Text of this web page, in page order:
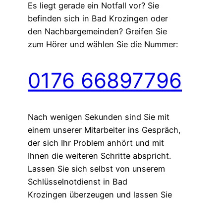
Es liegt gerade ein Notfall vor? Sie
befinden sich in Bad Krozingen oder
den Nachbargemeinden? Greifen Sie
zum Hörer und wählen Sie die Nummer:
0176 66897796
Nach wenigen Sekunden sind Sie mit
einem unserer Mitarbeiter ins Gespräch,
der sich Ihr Problem anhört und mit
Ihnen die weiteren Schritte abspricht.
Lassen Sie sich selbst von unserem
Schlüsselnotdienst in Bad
Krozingen überzeugen und lassen Sie